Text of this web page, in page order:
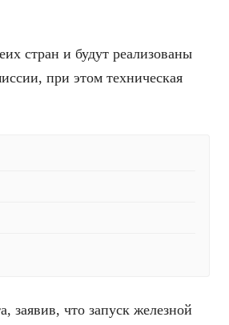
стран и будут реализованы
при этом техническая
заявив, что запуск железной